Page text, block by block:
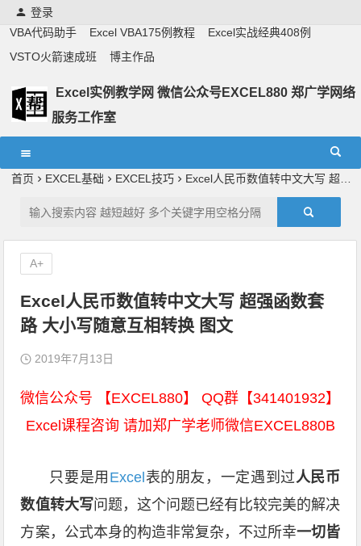
登录
VBA代码助手
Excel VBA175例教程
Excel实战经典408例
VSTO火箭速成班
博主作品
Excel实例教学网 微信公众号EXCEL880 郑广学网络
服务工作室
首页
EXCEL基础 EXCEL技巧 Excel人民币数值转中文大写 超强函数套路 大小写随意互相转换 图文
Excel人民币数值转中文大写 超强函数套
路 大小写随意互相转换 图文
2019年7月13日
微信公众号 【EXCEL880】 QQ群【341401932】
Excel课程咨询 请加郑广学老师微信EXCEL880B
只要是用 Excel 表的朋友，一定遇到过人民币
数值转大写问题，这个问题已经有比较完美的解决
方案，公式本身的构造非常复杂，不过所幸一切皆
A+